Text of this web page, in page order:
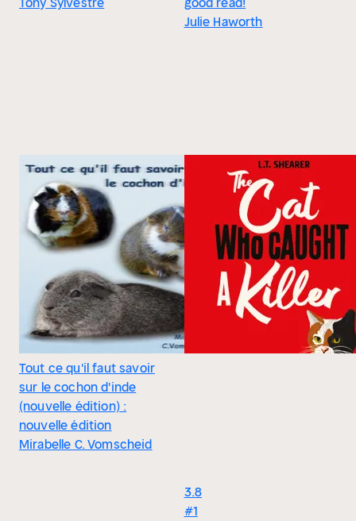
Julie Haworth
Tout ce qu'il faut savoir
sur le cochon d'inde
(nouvelle édition) :
nouvelle édition
Mirabelle C. Vomscheid
3.8
#1